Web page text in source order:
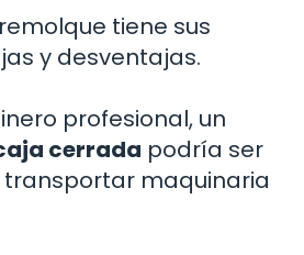
tiene sus
y desventajas.
profesional, un
cerrada podría ser
maquinaria